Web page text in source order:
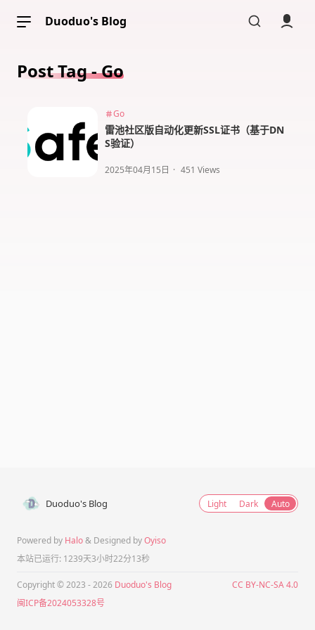
Duoduo's Blog
文章分类
文章标签
文章归档
Post Tag - Go
Go
雷池社区版自动化更新SSL证书（基于DN
S验证）
2025年04月15日 · 451 Views
Duoduo's Blog Light Dark Auto
Powered by Halo& Designed byOyiso
本站已运行: 1239天3小时22分13秒
Copyright © 2023 - 2026 Duoduo's Blog
CC BY-NC-SA 4.0
闽ICP备2024053328号